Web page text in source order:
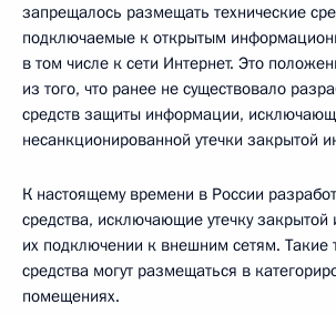
запрещалось размещать технические
подключаемые к открытым
в том числе к сети Интернет. Это
из того, что ранее не существовало
средств защиты информации,
несанкционированной утечки закрытой
К настоящему времени в России
средства, исключающие утечку
их подключении к внешним сетям. Такие
средства могут размещаться в
помещениях.